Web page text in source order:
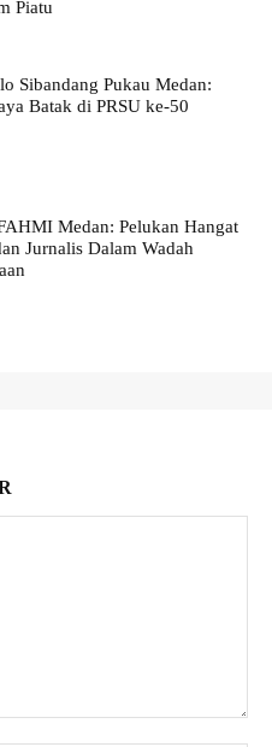
Piatu
Sibandang Pukau Medan:
Batak di PRSU ke-50
Medan: Pelukan Hangat
Jurnalis Dalam Wadah